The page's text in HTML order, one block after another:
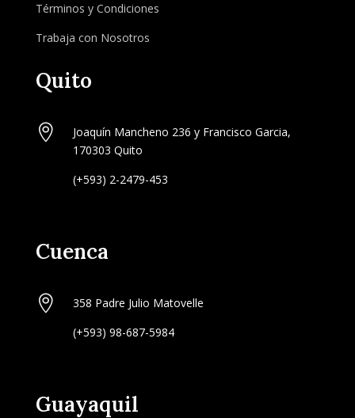
Términos y Condiciones
Trabaja con Nosotros
Quito

Joaquín Mancheno 236 y Francisco Garcia,
170303 Quito
(+593) 2-2479-453
Cuenca

358 Padre Julio Matovelle
(+593) 98-687-5984
Guayaquil